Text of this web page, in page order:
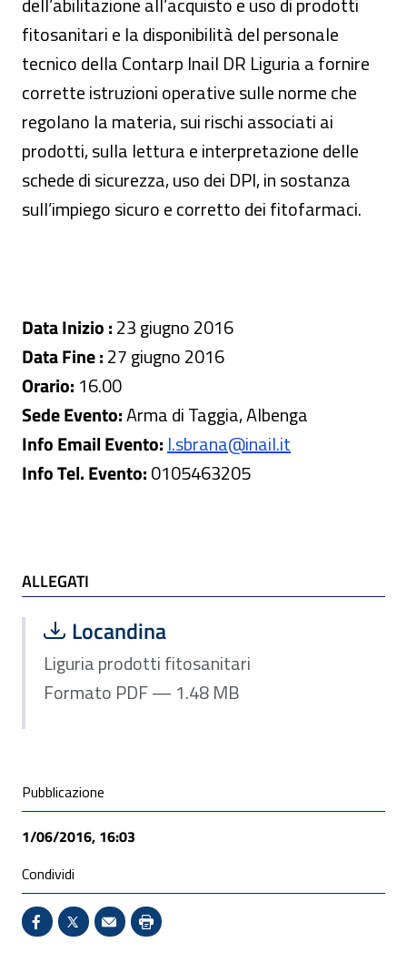
fitosanitari e la disponibilità del personale
tecnico della Contarp Inail DR Liguria a fornire
corrette istruzioni operative sulle norme che
regolano la materia, sui rischi associati ai
prodotti, sulla lettura e interpretazione delle
schede di sicurezza, uso dei DPI, in sostanza
sull’impiego sicuro e corretto dei fitofarmaci.
Data Inizio :23 giugno 2016
Data Fine :27 giugno 2016
Orario: 16.00
Sede Evento:Arma di Taggia, Albenga
Info Email Evento: l.sbrana@inail.it
Info Tel. Evento:0105463205
ALLEGATI
ALLEGATI
Scarica file:
Locandina
Formato PDF — Dimensione 1.48 MB
Liguria prodotti fitosanitari
Formato PDF — 1.48 MB
Condivisione social
Pubblicazione
1/06/2016, 16:03
Condividi
Condividi su Facebook - Sito esterno - Apertura in
X - Sito esterno - Apertura in nuova finestra
Invio Mail: apre il programma di posta
Stampa pagina: scelta meno